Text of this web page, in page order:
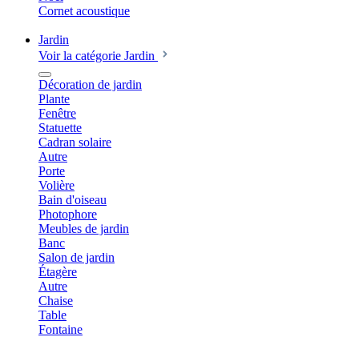
Cornet acoustique
Jardin
Voir la catégorie Jardin
Décoration de jardin
Plante
Fenêtre
Statuette
Cadran solaire
Autre
Porte
Volière
Bain d'oiseau
Photophore
Meubles de jardin
Banc
Salon de jardin
Étagère
Autre
Chaise
Table
Fontaine